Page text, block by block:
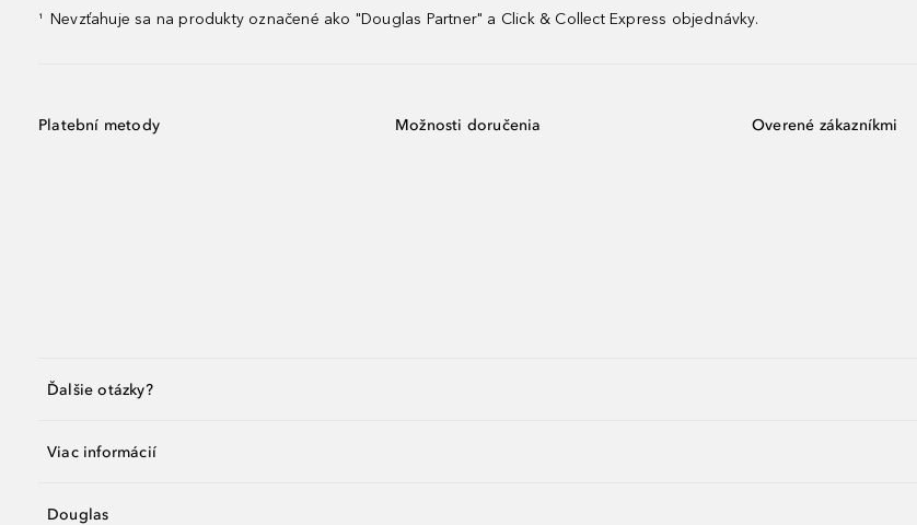
¹ Nevzťahuje sa na produkty označené ako "Douglas Partner" a Click & Collect Express objednávky.
Platební metody Možnosti doručenia Overené zákazníkmi
Ďalšie otázky?
Viac informácií
Douglas